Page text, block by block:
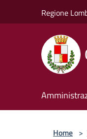
Regione
Home >